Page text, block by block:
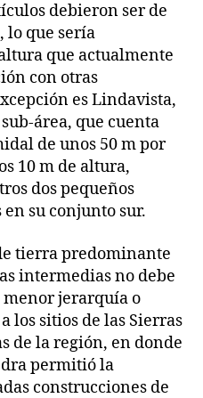
debieron ser de
lo que sería
que actualmente
con otras
es Lindavista,
área, que cuenta
de unos 50 m por
10 m de altura,
dos pequeños
su conjunto sur.
tierra predominante
intermedias no debe
jerarquía o
los sitios de las Sierras
de la región, en donde
permitió la
construcciones de